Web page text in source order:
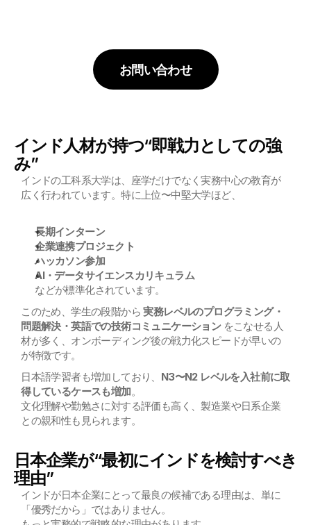
お問い合わせ
インド人材が持つ“即戦力としての強
み”
インドの工科系大学は、座学だけでなく実務中心の教育が
広く行われています。特に上位〜中堅大学ほど、
長期インターン
企業連携プロジェクト
ハッカソン参加
AI・データサイエンスカリキュラム
などが標準化されています。
このため、学生の段階から 実務レベルのプログラミング・
問題解決・英語での技術コミュニケーション をこなせる人
材が多く、オンボーディング後の戦力化スピードが早いの
が特徴です。
日本語学習者も増加しており、 N3〜N2 レベルを入社前に取
得しているケースも増加。
文化理解や勤勉さに対する評価も高く、製造業や日系企業
との親和性も見られます。
日本企業が“最初にインドを検討すべき
理由”
インドが日本企業にとって最良の候補である理由は、単に
「優秀だから」ではありません。